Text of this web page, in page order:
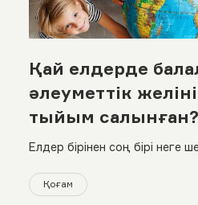
Қай елдерде
әлеуметтік
тыйым салынған?
Елдер бірінен соң бірі неге
Қоғам